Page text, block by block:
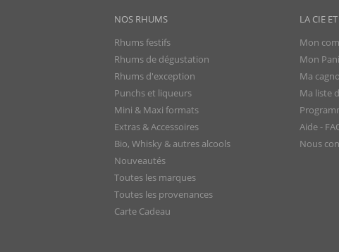
NOS RHUMS
Rhums festifs
Rhums de dégustation
Rhums d'exception
Punchs et liqueurs
Mini & Maxi formats
Extras & Accessoires
Bio, Whisky & autres alcools
Nouveautés
Toutes les marques
Toutes les provenances
Carte Cadeau
LA CIE
Mon
Mon
Ma
Ma liste
Aide -
Nous